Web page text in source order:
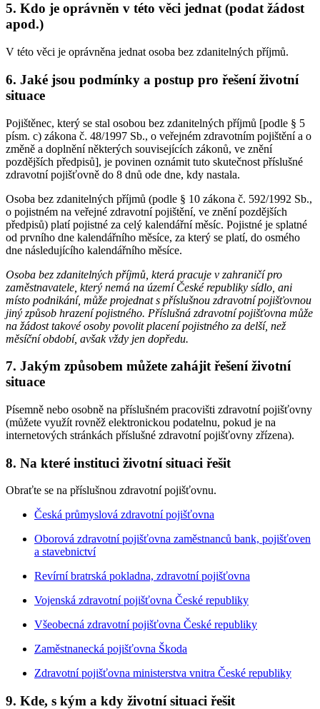
5. Kdo je oprávněn v této věci jednat (podat žádost
apod.)
V této věci je oprávněna jednat osoba bez zdanitelných příjmů.
6. Jaké jsou podmínky a postup pro řešení životní
situace
Pojištěnec, který se stal osobou bez zdanitelných příjmů [podle § 5
písm. c) zákona č. 48/1997 Sb., o veřejném zdravotním pojištění a o
změně a doplnění některých souvisejících zákonů, ve znění
pozdějších předpisů], je povinen oznámit tuto skutečnost příslušné
zdravotní pojišťovně do 8 dnů ode dne, kdy nastala.
Osoba bez zdanitelných příjmů (podle § 10 zákona č. 592/1992 Sb.,
o pojistném na veřejné zdravotní pojištění, ve znění pozdějších
předpisů) platí pojistné za celý kalendářní měsíc. Pojistné je splatné
od prvního dne kalendářního měsíce, za který se platí, do osmého
dne následujícího kalendářního měsíce.
Osoba bez zdanitelných příjmů, která pracuje v zahraničí pro
zaměstnavatele, který nemá na území České republiky sídlo, ani
místo podnikání, může projednat s příslušnou zdravotní pojišťovnou
jiný způsob hrazení pojistného. Příslušná zdravotní pojišťovna může
na žádost takové osoby povolit placení pojistného za delší, než
měsíční období, avšak vždy jen dopředu.
7. Jakým způsobem můžete zahájit řešení životní
situace
Písemně nebo osobně na příslušném pracovišti zdravotní pojišťovny
(můžete využít rovněž elektronickou podatelnu, pokud je na
internetových stránkách příslušné zdravotní pojišťovny zřízena).
8. Na které instituci životní situaci řešit
Obraťte se na příslušnou zdravotní pojišťovnu.
Česká průmyslová zdravotní pojišťovna
Oborová zdravotní pojišťovna zaměstnanců bank, pojišťoven
a stavebnictví
Revírní bratrská pokladna, zdravotní pojišťovna
Vojenská zdravotní pojišťovna České republiky
Všeobecná zdravotní pojišťovna České republiky
Zaměstnanecká pojišťovna Škoda
Zdravotní pojišťovna ministerstva vnitra České republiky
9. Kde, s kým a kdy životní situaci řešit